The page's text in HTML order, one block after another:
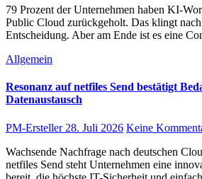
79 Prozent der Unternehmen haben KI-Workloads bereits von der
Public Cloud zurückgeholt. Das klingt nach
Entscheidung. Aber am Ende ist es eine
Allgemein
Resonanz auf netfiles Send bestätigt
Datenaustausch
PM-Ersteller 28. Juli 2026 Keine
Wachsende Nachfrage nach deutschen Cloud-Angeboten: Mit
netfiles Send steht Unternehmen eine